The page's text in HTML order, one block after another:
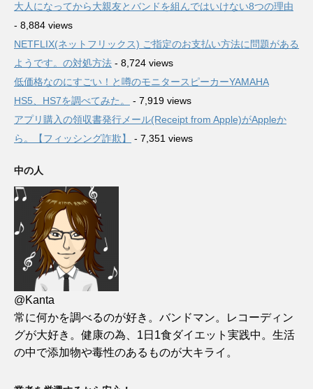
大人になってから大親友とバンドを組んではいけない8つの理由
- 8,884 views
NETFLIX(ネットフリックス) ご指定のお支払い方法に問題がある
ようです。の対処方法 - 8,724 views
低価格なのにすごい！と噂のモニタースピーカーYAMAHA
HS5、HS7を調べてみた。
- 7,919 views
アプリ購入の領収書発行メール(Receipt from Apple)がAppleか
ら。【フィッシング詐欺】
- 7,351 views
中の人
@Kanta
常に何かを調べるのが好き。バンドマン。レコーディン
グが大好き。健康の為、1日1食ダイエット実践中。生活
の中で添加物や毒性のあるものが大キライ。